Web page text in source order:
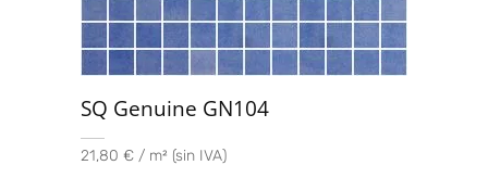
SQ Genuine GN104
21,80 € / m² (sin IVA)